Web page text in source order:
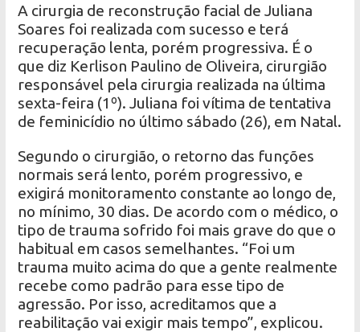
A cirurgia de reconstrução facial de Juliana
Soares foi realizada com sucesso e terá
recuperação lenta, porém progressiva. É o
que diz Kerlison Paulino de Oliveira, cirurgião
responsável pela cirurgia realizada na última
sexta-feira (1º). Juliana foi vítima de tentativa
de feminicídio no último sábado (26), em Natal.
Segundo o cirurgião, o retorno das funções
normais será lento, porém progressivo, e
exigirá monitoramento constante ao longo de,
no mínimo, 30 dias. De acordo com o médico, o
tipo de trauma sofrido foi mais grave do que o
habitual em casos semelhantes. “Foi um
trauma muito acima do que a gente realmente
recebe como padrão para esse tipo de
agressão. Por isso, acreditamos que a
reabilitação vai exigir mais tempo”, explicou.